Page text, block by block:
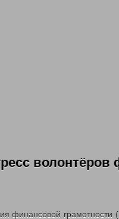
учреждений
волонтёров
финансовой грамотности